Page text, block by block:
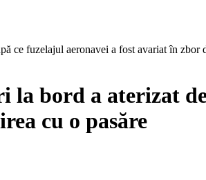
ce fuzelajul aeronavei a fost avariat în zbor
la bord a aterizat
cu o pasăre